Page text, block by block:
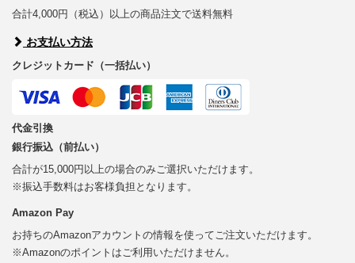
合計4,000円（税込）以上の商品注文で送料無料
お支払い方法
クレジットカード（一括払い）
代金引換
銀行振込（前払い）
合計が15,000円以上の場合のみご選択いただけます。
※振込手数料はお客様負担となります。
Amazon Pay
お持ちのAmazonアカウントの情報を使ってご注文いただけます。
※Amazonのポイントはご利用いただけません。